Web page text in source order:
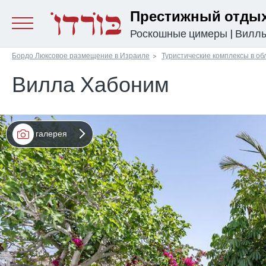
Престижный
Роскошные цимеры |
Бордо Люксовое размещение в Израиле Туристические комплексы в
Вилла Хабоним
галерея
מפה